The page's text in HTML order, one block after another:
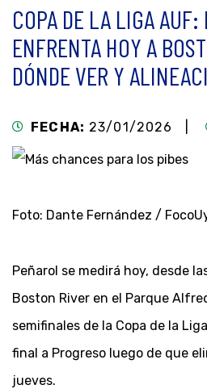
COPA DE LA LIGA AUF:
ENFRENTA HOY A
DÓNDE VER Y
FECHA: 23/01/2026 |
Foto: Dante Fernández /
Peñarol se medirá hoy, desde
Boston River en el Parque
semifinales de la Copa de la
final a Progreso luego de que
jueves.